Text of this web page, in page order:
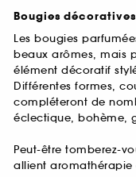
Bougies
Les bougies
beaux arômes, mais
élément décoratif
Différentes formes,
compléteront de
éclectique, bohème,
Peut-être tomberez-
allient